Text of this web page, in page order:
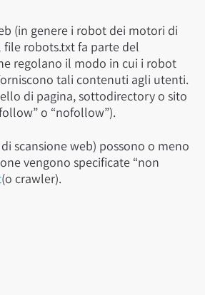
(in genere i robot dei motori di
file robots.txt fa parte del
regolano il modo in cui i robot
tali contenuti agli utenti.
di pagina, sottodirectory o sito
o “nofollow”).
scansione web) possono o meno
vengono specificate “non
(o crawler).